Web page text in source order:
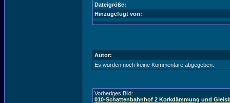
Dateigröße:
Hinzugefügt von:
Autor:
Es wurden noch keine Kommentare abgegeben.
Vorheriges Bild:
010-Schattenbahnhof 2 Korkdämmung und